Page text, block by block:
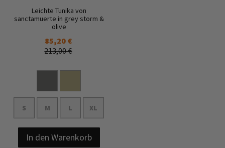
Leichte Tunika von
sanctamuerte in grey storm &
olive
85,20 €
213,00 €
S M L XL
In den Warenkorb